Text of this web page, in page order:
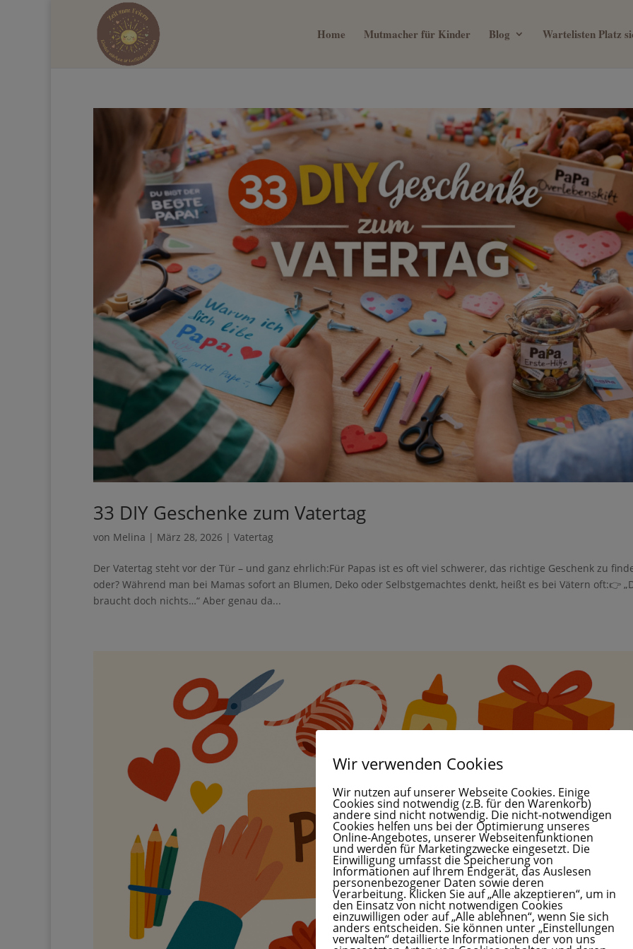
Home Mutmacher für Kinder Blog Wartelisten Platz
33 DIY Geschenke zum Vatertag
von Melina | März 28, 2026 | Vatertag
Der Vatertag steht vor der Tür – und ganz ehrlich:Für Papas ist es oft viel schwerer, das richtige Geschenk zu
oder? Während man bei Mamas sofort an Blumen, Deko oder Selbstgemachtes denkt, heißt es bei Vätern oft:👉
braucht doch nichts…“ Aber genau da...
Hol dir dein 0€ Mama Business Guide,
mehr Zeit mit deinem Kind verbringen
Ihre Anmeldung konnte nicht gespeichert werden. Bitte versuchen Sie es
Wir verwenden Cookies
Wir nutzen auf unserer Webseite Cookies. Einige
Cookies sind notwendig (z.B. für den Warenkorb)
andere sind nicht notwendig. Die nicht-notwendigen
Cookies helfen uns bei der Optimierung unseres
Online-Angebotes, unserer Webseitenfunktionen
und werden für Marketingzwecke eingesetzt. Die
Einwilligung umfasst die Speicherung von
Informationen auf Ihrem Endgerät, das Auslesen
personenbezogener Daten sowie deren
Verarbeitung. Klicken Sie auf „Alle akzeptieren“, um in
den Einsatz von nicht notwendigen Cookies
einzuwilligen oder auf „Alle ablehnen“, wenn Sie sich
anders entscheiden. Sie können unter „Einstellungen
verwalten“ detaillierte Informationen der von uns